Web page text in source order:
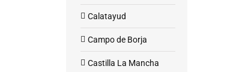
Calatayud
Campo de Borja
Castilla La Mancha